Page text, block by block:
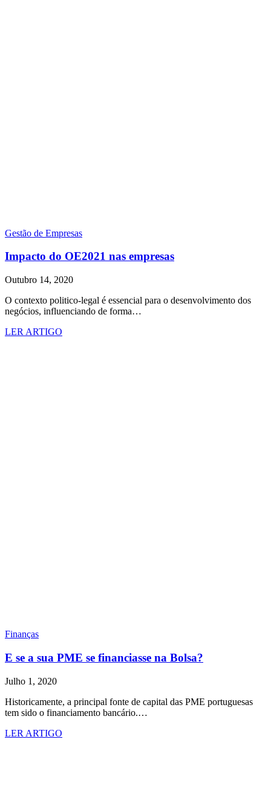
Gestão de Empresas
Impacto do OE2021 nas empresas
Outubro 14, 2020
O contexto politico-legal é essencial para o desenvolvimento dos
negócios, influenciando de forma…
LER ARTIGO
Finanças
E se a sua PME se financiasse na Bolsa?
Julho 1, 2020
Historicamente, a principal fonte de capital das PME portuguesas
tem sido o financiamento bancário.…
LER ARTIGO